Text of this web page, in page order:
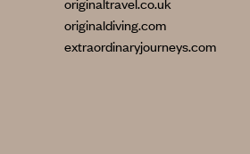
originaltravel.co.uk
originaldiving.com
extraordinaryjourneys.com